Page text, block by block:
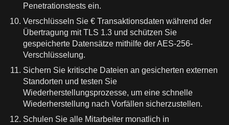
Penetrationstests ein.
Verschlüsseln Sie € Transaktionsdaten während der
Übertragung mit TLS 1.3 und schützen Sie
gespeicherte Datensätze mithilfe der AES-256-
Verschlüsselung.
Sichern Sie kritische Dateien an gesicherten externen
Standorten und testen Sie
Wiederherstellungsprozesse, um eine schnelle
Wiederherstellung nach Vorfällen sicherzustellen.
Schulen Sie alle Mitarbeiter monatlich in